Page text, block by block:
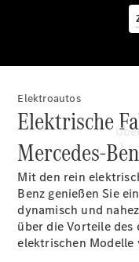
Elektroautos
Elektrische
Mercedes-
Mit den rein
Benz genießen Sie
dynamisch und
über die Vorteile
elektrischen Modelle